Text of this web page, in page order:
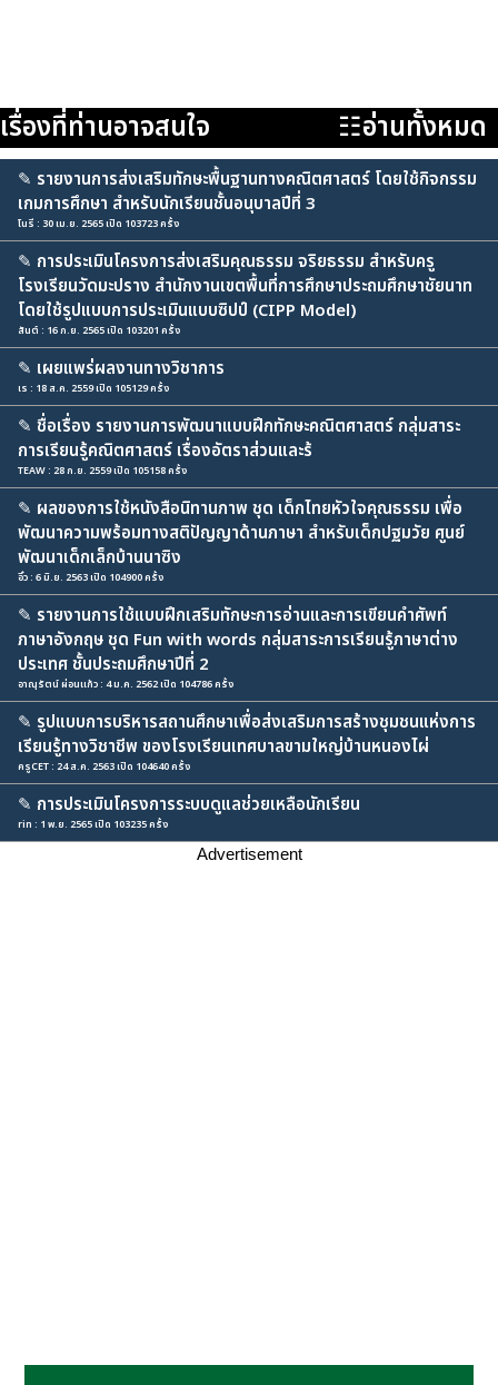
เรื่องที่ท่านอาจสนใจ ☷อ่านทั้งหมด
✎ รายงานการส่งเสริมทักษะพื้นฐานทางคณิตศาสตร์ โดยใช้กิจกรรม
เกมการศึกษา สำหรับนักเรียนชั้นอนุบาลปีที่ 3
โนรี : 30 เม.ย. 2565 เปิด 103723 ครั้ง
✎ การประเมินโครงการส่งเสริมคุณธรรม จริยธรรม สำหรับครู
โรงเรียนวัดมะปราง สำนักงานเขตพื้นที่การศึกษาประถมศึกษาชัยนาท
โดยใช้รูปแบบการประเมินแบบซิปป์ (CIPP Model)
สันต์ : 16 ก.ย. 2565 เปิด 103201 ครั้ง
✎ เผยแพร่ผลงานทางวิชาการ
เร : 18 ส.ค. 2559 เปิด 105129 ครั้ง
✎ ชื่อเรื่อง รายงานการพัฒนาแบบฝึกทักษะคณิตศาสตร์ กลุ่มสาระ
การเรียนรู้คณิตศาสตร์ เรื่องอัตราส่วนและร้
TEAW : 28 ก.ย. 2559 เปิด 105158 ครั้ง
✎ ผลของการใช้หนังสือนิทานภาพ ชุด เด็กไทยหัวใจคุณธรรม เพื่อ
พัฒนาความพร้อมทางสติปัญญาด้านภาษา สำหรับเด็กปฐมวัย ศูนย์
พัฒนาเด็กเล็กบ้านนาซิง
อิ๋ว : 6 มิ.ย. 2563 เปิด 104900 ครั้ง
✎ รายงานการใช้แบบฝึกเสริมทักษะการอ่านและการเขียนคำศัพท์
ภาษาอังกฤษ ชุด Fun with words กลุ่มสาระการเรียนรู้ภาษาต่าง
ประเทศ ชั้นประถมศึกษาปีที่ 2
อาณุรัตน์ ผ่อนแก้ว : 4 ม.ค. 2562 เปิด 104786 ครั้ง
✎ รูปแบบการบริหารสถานศึกษาเพื่อส่งเสริมการสร้างชุมชนแห่งการ
เรียนรู้ทางวิชาชีพ ของโรงเรียนเทศบาลขามใหญ่บ้านหนองไผ่
ครูCET : 24 ส.ค. 2563 เปิด 104640 ครั้ง
✎ การประเมินโครงการระบบดูแลช่วยเหลือนักเรียน
rin : 1 พ.ย. 2565 เปิด 103235 ครั้ง
Advertisement